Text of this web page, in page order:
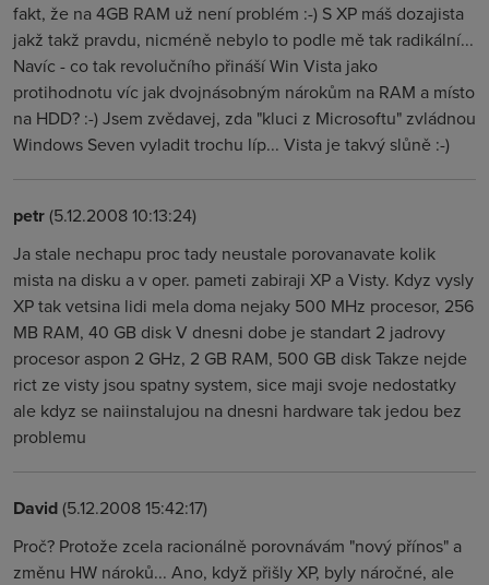
fakt, že na 4GB RAM už není problém :-) S XP máš dozajista
jakž takž pravdu, nicméně nebylo to podle mě tak radikální...
Navíc - co tak revolučního přináší Win Vista jako
protihodnotu víc jak dvojnásobným nárokům na RAM a místo
na HDD? :-) Jsem zvědavej, zda "kluci z Microsoftu" zvládnou
Windows Seven vyladit trochu líp... Vista je takvý slůně :-)
petr(5.12.2008 10:13:24)
Ja stale nechapu proc tady neustale porovanavate kolik
mista na disku a v oper. pameti zabiraji XP a Visty. Kdyz vysly
XP tak vetsina lidi mela doma nejaky 500 MHz procesor, 256
MB RAM, 40 GB disk V dnesni dobe je standart 2 jadrovy
procesor aspon 2 GHz, 2 GB RAM, 500 GB disk Takze nejde
rict ze visty jsou spatny system, sice maji svoje nedostatky
ale kdyz se naiinstalujou na dnesni hardware tak jedou bez
problemu
David(5.12.2008 15:42:17)
Proč? Protože zcela racionálně porovnávám "nový přínos" a
změnu HW nároků... Ano, když přišly XP, byly náročné, ale